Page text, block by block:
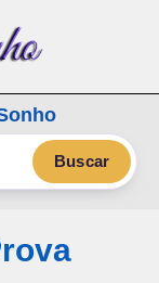
Buscar